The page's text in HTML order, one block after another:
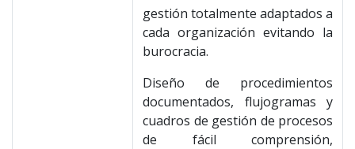
gestión totalmente adaptados a
cada organización evitando la
burocracia.
Diseño de procedimientos
documentados, flujogramas y
cuadros de gestión de procesos
de fácil comprensión,